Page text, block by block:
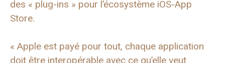
des « plug-ins » pour l’écosystème iOS-App
Store.
« Apple est payé pour tout, chaque application
doit être interopérable avec ce qu’elle veut